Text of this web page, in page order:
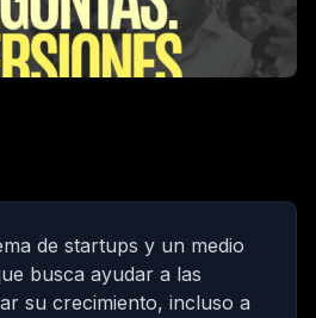
de startups y un medio
busca ayudar a las
su crecimiento, incluso a